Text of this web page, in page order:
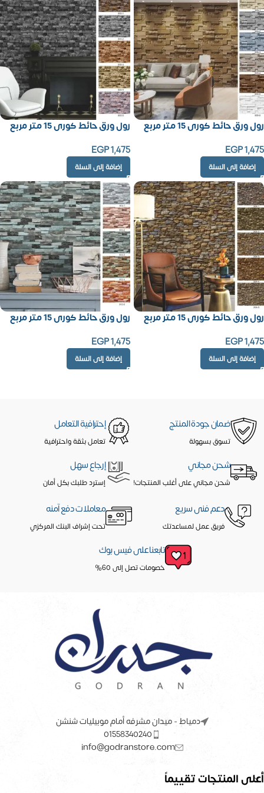
رول ورق حائط كورى 15 متر مربع
EGP1,475
إضافة إلى السلة
رول ورق حائط كورى 15 متر مربع
EGP1,475
إضافة إلى السلة
رول ورق حائط كورى 15 متر مربع
EGP1,475
إضافة إلى السلة
رول ورق حائط كورى 15 متر مربع
EGP1,475
إضافة إلى السلة
ضمان جودة المنتج
تسوق بسهولة
إحترافية التعامل
تعامل بثقة واحترافية
شحن مجاني
شحن مجاني على أغلب المنتجات!
إرجاع سهل
إسترد طلبك بكل أمان
دعم فنى سريع
فريق عمل لمساعدتك
معاملات دفع آمنه
تحت إشراف البنك المركزي
تابعنا على فيس بوك
خصومات تصل إلى 60%
دمياط - ميدان مشرفه أمام موبيليات شنشن
01558340240
info@godranstore.com
أعلى المنتجات تقييماً